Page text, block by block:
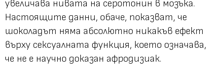
увеличава нивата на серотонин в мозъка.
Настоящите данни, обаче, показват, че
шоколадът няма абсолютно никакъв ефект
върху сексуалната функция, което означава,
че не е научно доказан афродизиак.